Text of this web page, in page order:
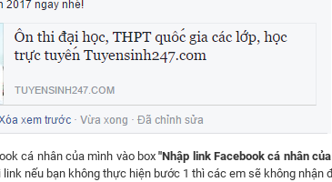
cá nhân của mình vào box"Nhập link Facebook cá nhân
link nếu bạn không thực hiện bước 1 thì các em sẽ không nhận